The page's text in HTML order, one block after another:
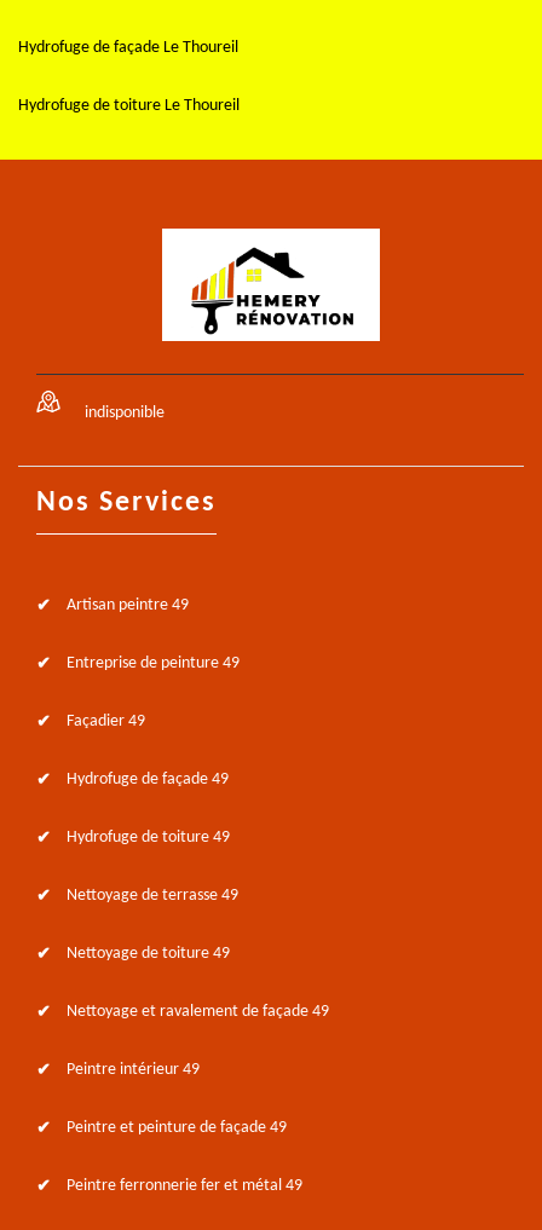
Hydrofuge de façade Le Thoureil
Hydrofuge de toiture Le Thoureil
indisponible
Nos Services
Artisan peintre 49
Entreprise de peinture 49
Façadier 49
Hydrofuge de façade 49
Hydrofuge de toiture 49
Nettoyage de terrasse 49
Nettoyage de toiture 49
Nettoyage et ravalement de façade 49
Peintre intérieur 49
Peintre et peinture de façade 49
Peintre ferronnerie fer et métal 49